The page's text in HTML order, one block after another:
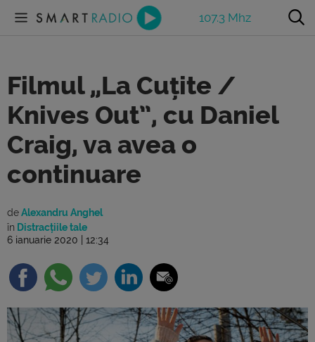
107.3 Mhz
Filmul „La Cuțite /
Knives Out”, cu Daniel
Craig, va avea o
continuare
deAlexandru Anghel
în Distracțiile tale
6 ianuarie 2020 | 12:34